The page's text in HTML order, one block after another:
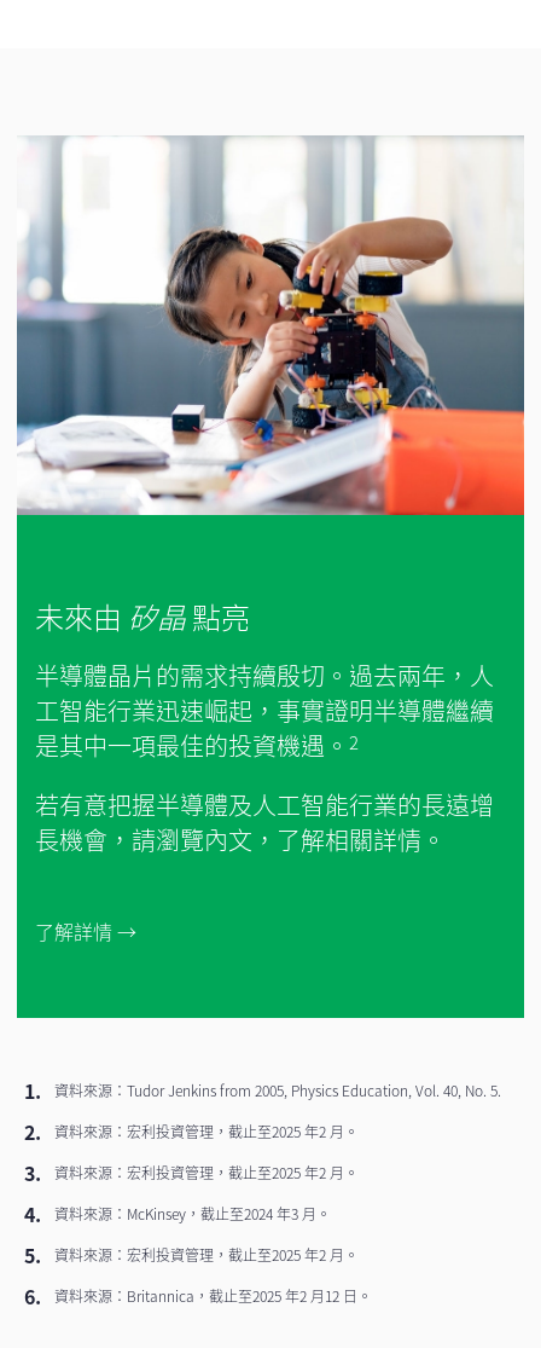
未來由 矽晶點亮
半導體晶片的需求持續殷切。過去兩年，人
工智能行業迅速崛起，事實證明半導體繼續
是其中一項最佳的投資機遇。 2
若有意把握半導體及人工智能行業的長遠增
長機會，請瀏覽內文，了解相關詳情。
了解詳情 →
資料來源：Tudor Jenkins from 2005, Physics Education, Vol. 40, No. 5.
資料來源：宏利投資管理，截止至2025 年2 月。
資料來源：宏利投資管理，截止至2025 年2 月。
資料來源：McKinsey，截止至2024 年3 月。
資料來源：宏利投資管理，截止至2025 年2 月。
資料來源：Britannica，截止至2025 年2 月12 日。